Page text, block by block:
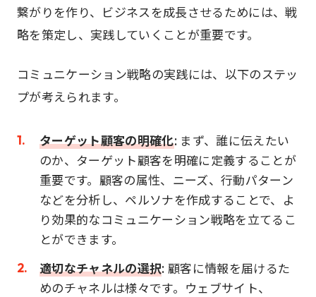
繋がりを作り、ビジネスを成長させるためには、戦
略を策定し、実践していくことが重要です。
コミュニケーション戦略の実践には、以下のステッ
プが考えられます。
ターゲット顧客の明確化: まず、誰に伝えたい
のか、ターゲット顧客を明確に定義することが
重要です。顧客の属性、ニーズ、行動パターン
などを分析し、ペルソナを作成することで、よ
り効果的なコミュニケーション戦略を立てるこ
とができます。
適切なチャネルの選択: 顧客に情報を届けるた
めのチャネルは様々です。ウェブサイト、